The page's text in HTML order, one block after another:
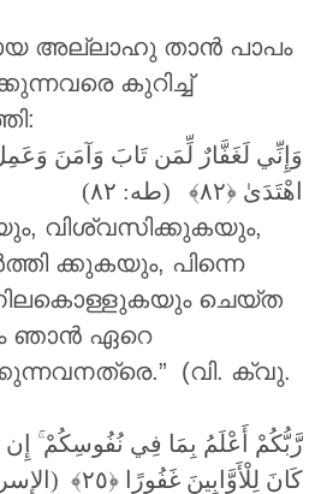
അല്ലാഹു താൻ പാപം
കുറിച്ച്
وَإِنِّي لَغَفَّارٌ لِّمَن تَابَ وَآمَنَ
اهْتَدَىٰ
(طه: ٨٢)
വിശ്വസിക്കുകയും,
ക്കുകയും, പിന്നെ
ചെയ്ത
ഞാൻ ഏറെ
(വി. ക്വു.
رَّبُّكُمْ أَعْلَمُ بِمَا فِي نُفُوسِكُمْۚ
كَانَ لِلْأَوَّابِينَ غَفُورًا